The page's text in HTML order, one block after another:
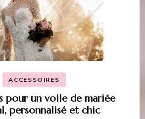
ACCESSOIRES
pour un voile de mariée
personnalisé et chic